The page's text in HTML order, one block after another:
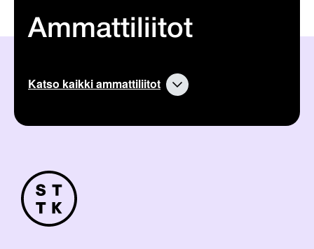
Ammattiliitot
Katso kaikki ammattiliitot